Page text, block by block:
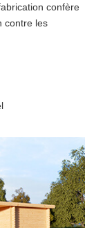
confère
contre les